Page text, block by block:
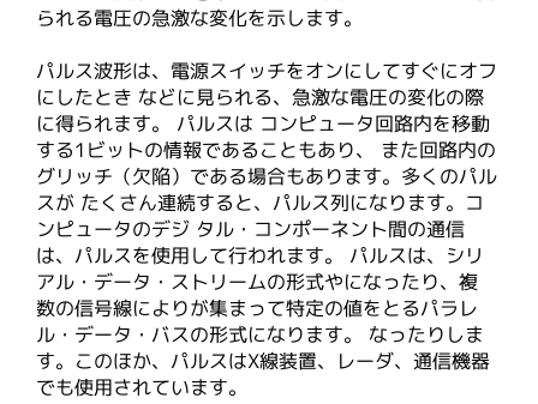
られる電圧の急激な変化を示します。
パルス波形は、電源スイッチをオンにしてすぐにオフ
にしたとき などに見られる、急激な電圧の変化の際
に得られます。 パルスは コンピュータ回路内を移動
する1ビットの情報であることもあり、 また回路内の
グリッチ（欠陥）である場合もあります。多くのパル
スが たくさん連続すると、パルス列になります。コ
ンピュータのデジ タル・コンポーネント間の通信
は、パルスを使用して行われます。 パルスは、シリ
アル・データ・ストリームの形式やになったり、複
数の信号線によりが集まって特定の値をとるパラレ
ル・データ・バスの形式になります。 なったりしま
す。このほか、パルスはX線装置、レーダ、通信機器
でも使用されています。